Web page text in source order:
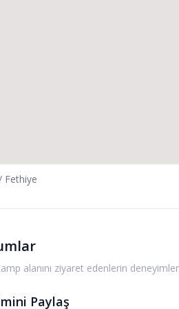
Fethiye
alanını ziyaret edenlerin
Paylaş